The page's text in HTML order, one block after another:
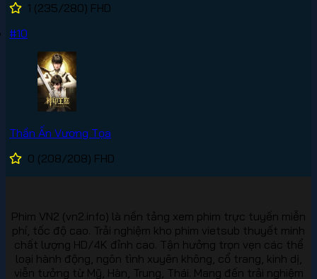
1 (235/280) FHD
#10
Thần Ấn Vương Tọa
0 (208/208) FHD
Phim VN2 (vn2.info) là nền tảng xem phim trực tuyến miễn
phí, tốc độ cao. Trải nghiệm kho phim vietsub thuyết minh
chất lượng HD/4K đỉnh cao. Tận hưởng trọn vẹn các thể
loại hành động, ngôn tình xuyên không, cổ trang, kinh dị,
viễn tưởng từ Mỹ, Hàn, Trung, Thái. Mang đến trải nghiệm